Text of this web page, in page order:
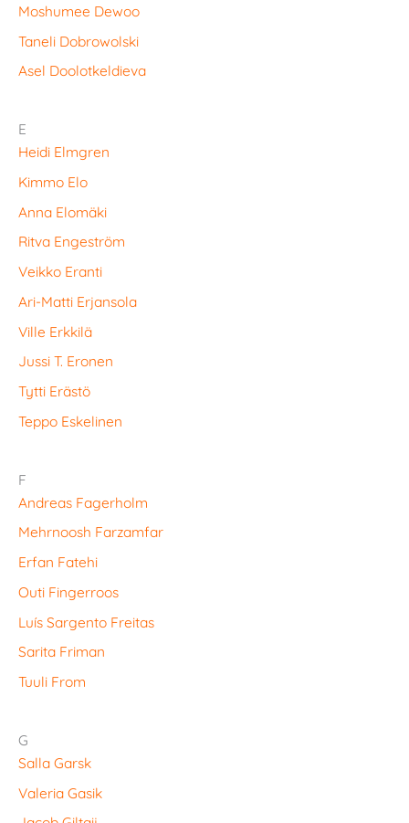
Moshumee Dewoo
Taneli Dobrowolski
Asel Doolotkeldieva
E
Heidi Elmgren
Kimmo Elo
Anna Elomäki
Ritva Engeström
Veikko Eranti
Ari-Matti Erjansola
Ville Erkkilä
Jussi T. Eronen
Tytti Erästö
Teppo Eskelinen
F
Andreas Fagerholm
Mehrnoosh Farzamfar
Erfan Fatehi
Outi Fingerroos
Luís Sargento Freitas
Sarita Friman
Tuuli From
G
Salla Garsk
Valeria Gasik